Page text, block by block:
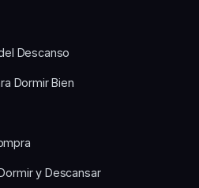
Descanso
Dormir Bien
y Descansar